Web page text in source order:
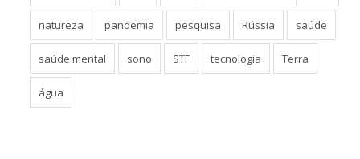
natureza pandemia pesquisa Rússia saúde
saúde mental sono STF tecnologia Terra
água